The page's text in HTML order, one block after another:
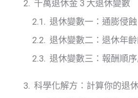
千萬退休金 3 大退休變數
退休變數一：通膨侵蝕
退休變數二：退休年
退休變數三：報酬順
科學化解方：計算你的退